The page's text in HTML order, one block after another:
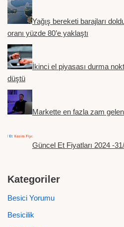
Yağış bereketi barajları
oranı yüzde 80’e yaklaştı
İkinci el piyasası durma
düştü
Markette en fazla zam
Güncel Et Fiyatları 2024 -
Kategoriler
Besici Yorumu
Besicilik